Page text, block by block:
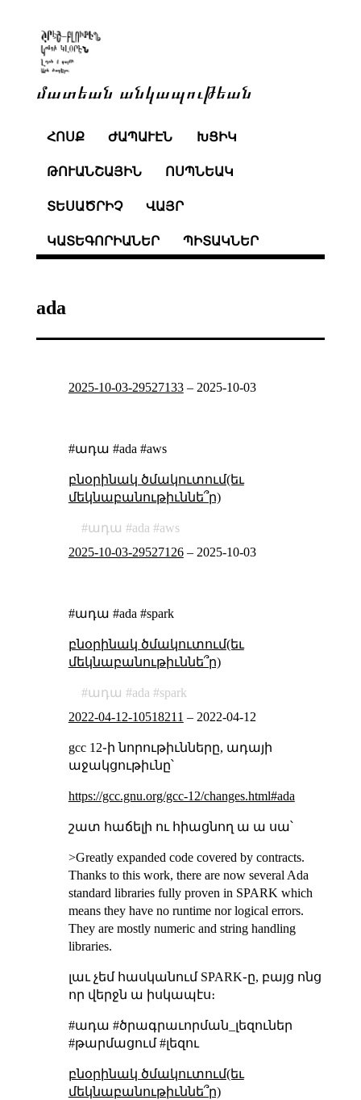
մատեան անկապութեան
ՀՈՍՔ ԺԱՊԱՒԷՆ ԽՑԻԿ
ԹՈՒԱՆՇԱՅԻՆ ՈՍՊՆԵԱԿ
ՏԵՍԱԾՐԻՉ ՎԱՅՐ
ԿԱՏԵԳՈՐԻԱՆԵՐ ՊԻՏԱԿՆԵՐ
ada
2025-10-03-29527133– 2025-10-03
#ադա #ada #aws
բնօրինակ ծմակուտում(եւ
մեկնաբանութիւննե՞ր)
ադա ada
aws
2025-10-03-29527126– 2025-10-03
#ադա #ada #spark
բնօրինակ ծմակուտում(եւ
մեկնաբանութիւննե՞ր)
ադա ada
spark
2022-04-12-10518211 – 2022-04-12
gcc 12֊ի նորութիւնները, ադայի
աջակցութիւնը՝
https://gcc.gnu.org/gcc-12/changes.html#ada
շատ հաճելի ու հիացնող ա ա սա՝
>Greatly expanded code covered by contracts.
Thanks to this work, there are now several Ada
standard libraries fully proven in SPARK which
means they have no runtime nor logical errors.
They are mostly numeric and string handling
libraries.
լաւ չեմ հասկանում SPARK֊ը, բայց ոնց
որ վերջն ա իսկապէս։
#ադա #ծրագրաւորման_լեզուներ
#թարմացում #լեզու
բնօրինակ ծմակուտում(եւ
մեկնաբանութիւննե՞ր)